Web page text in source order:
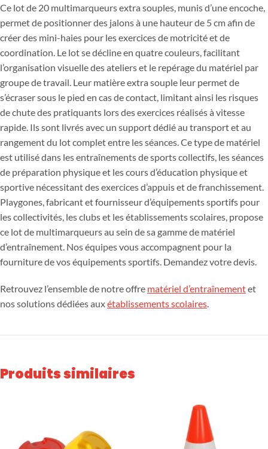
Ce lot de 20 multimarqueurs extra souples, munis d’une encoche,
permet de positionner des jalons à une hauteur de 5 cm afin de
créer des mini-haies pour les exercices de motricité et de
coordination. Le lot se décline en quatre couleurs, facilitant
l’organisation visuelle des ateliers et le repérage du matériel par
groupe de travail. Leur matière extra souple leur permet de
s’écraser sous le pied en cas de contact, limitant ainsi les risques
de chute des pratiquants lors des exercices réalisés à vitesse
rapide. Ils sont livrés avec un support dédié au transport et au
rangement du lot complet entre les séances. Ce type de matériel
est utilisé dans les entraînements de sports collectifs, les séances
de préparation physique et les cours d’éducation physique et
sportive nécessitant des exercices d’appuis et de franchissement.
Playgones, fabricant et fournisseur d’équipements sportifs pour
les collectivités, les clubs et les établissements scolaires, propose
ce lot de multimarqueurs au sein de sa gamme de matériel
d’entraînement. Nos équipes vous accompagnent pour la
fourniture de vos équipements sportifs. Demandez votre devis.
Retrouvez l’ensemble de notre offre matériel d’entraînementet
nos solutions dédiées auxétablissements scolaires.
Produits similaires